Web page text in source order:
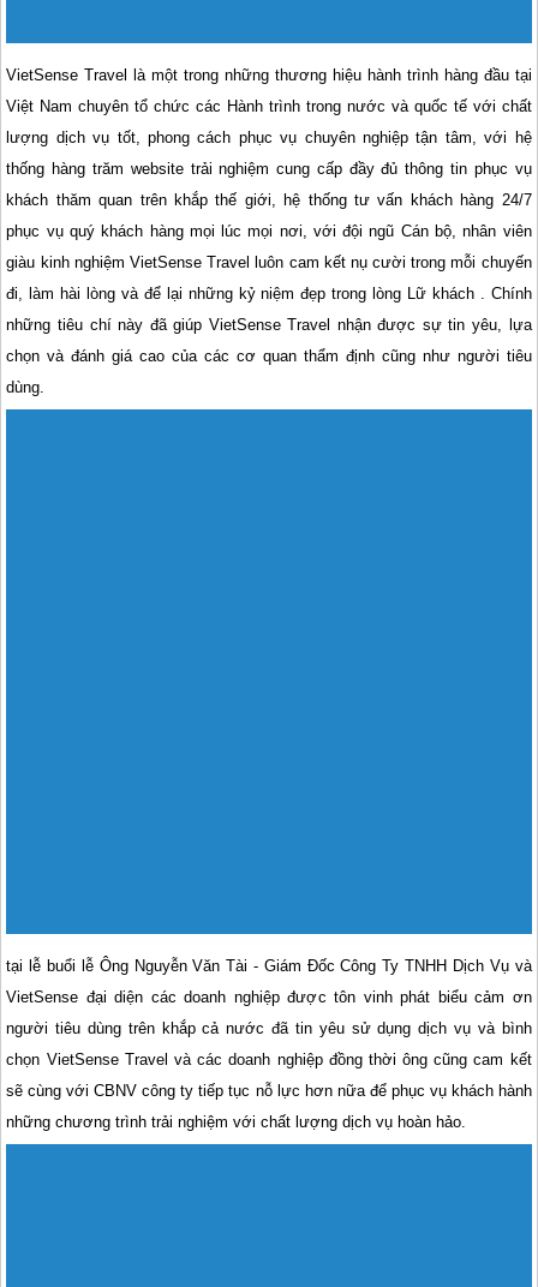
VietSense Travel là một trong những thương hiệu hành trình hàng đầu tại
Việt Nam chuyên tổ chức các Hành trình trong nước và quốc tế với chất
lượng dịch vụ tốt, phong cách phục vụ chuyên nghiệp tận tâm, với hệ
thống hàng trăm website trải nghiệm cung cấp đầy đủ thông tin phục vụ
khách thăm quan trên khắp thế giới, hệ thống tư vấn khách hàng 24/7
phục vụ quý khách hàng mọi lúc mọi nơi, với đội ngũ Cán bộ, nhân viên
giàu kinh nghiệm VietSense Travel luôn cam kết nụ cười trong mỗi chuyến
đi, làm hài lòng và để lại những kỷ niệm đẹp trong lòng Lữ khách . Chính
những tiêu chí này đã giúp VietSense Travel nhận được sự tin yêu, lựa
chọn và đánh giá cao của các cơ quan thẩm định cũng như người tiêu
dùng.
tại lễ buổi lễ Ông Nguyễn Văn Tài - Giám Đốc Công Ty TNHH Dịch Vụ và
VietSense đại diện các doanh nghiệp được tôn vinh phát biểu cảm ơn
người tiêu dùng trên khắp cả nước đã tin yêu sử dụng dịch vụ và bình
chọn VietSense Travel và các doanh nghiệp đồng thời ông cũng cam kết
sẽ cùng với CBNV công ty tiếp tục nỗ lực hơn nữa để phục vụ khách hành
những chương trình trải nghiệm với chất lượng dịch vụ hoàn hảo.